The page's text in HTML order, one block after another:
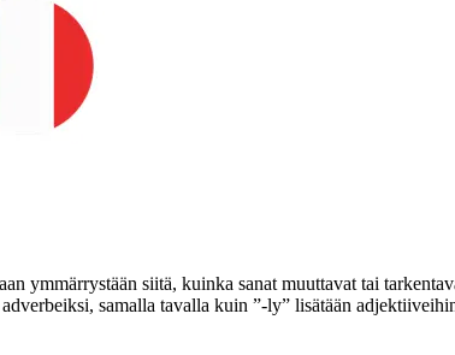
siitä, kuinka sanat muuttavat tai
samalla tavalla kuin ”-ly” lisätään